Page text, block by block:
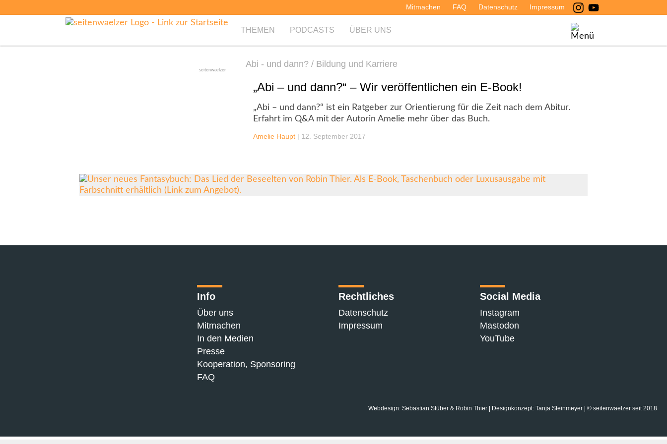
Mitmachen FAQ Datenschutz Impressum
THEMEN PODCASTS ÜBER UNS
seitenwaelzer
Abi - und dann? / Bildung und Karriere
„Abi – und dann?“ – Wir veröffentlichen ein E-Book!
„Abi – und dann?“ ist ein Ratgeber zur Orientierung für die Zeit nach dem Abitur.
Erfahrt im Q&A mit der Autorin Amelie mehr über das Buch.
Amelie Haupt | 12. September 2017
Info
Über uns
Mitmachen
In den Medien
Presse
Kooperation, Sponsoring
FAQ
Rechtliches
Datenschutz
Impressum
Social Media
Instagram
Mastodon
YouTube
Webdesign: Sebastian Stüber & Robin Thier | Designkonzept: Tanja Steinmeyer | © seitenwaelzer seit 2018